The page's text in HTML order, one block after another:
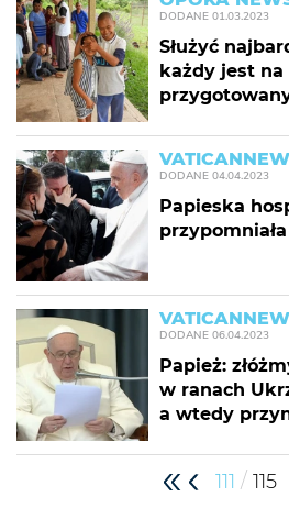
DODANE 01.03.2023
Służyć
każdy jest
DODANE 04.04.2023
Papieska
DODANE 06.04.2023
Papież:
w ranach
a wtedy
111 / 115